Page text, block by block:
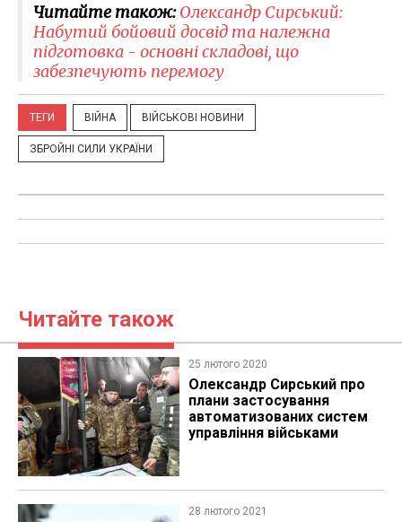
Читайте також:Олександр Сирський:
Набутий бойовий досвід та належна
підготовка - основні складові, що
забезпечують перемогу
ТЕГИ ВІЙНА ВІЙСЬКОВІ НОВИНИ
ЗБРОЙНІ СИЛИ УКРАЇНИ
Читайте також
25 лютого 2020
Олександр Сирський про
плани застосування
автоматизованих систем
управління військами
28 лютого 2021